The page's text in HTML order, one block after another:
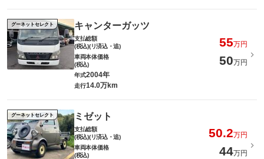
グーネットセレクト キャンターガッツ
支払総額
(税込)(リ済込・追)
55万円
車両本体価格
(税込)
50万円
年式2004年
走行14.0万km
グーネットセレクト ミゼット
支払総額
(税込)(リ済込・追)
50.2万円
車両本体価格
(税込)
44万円